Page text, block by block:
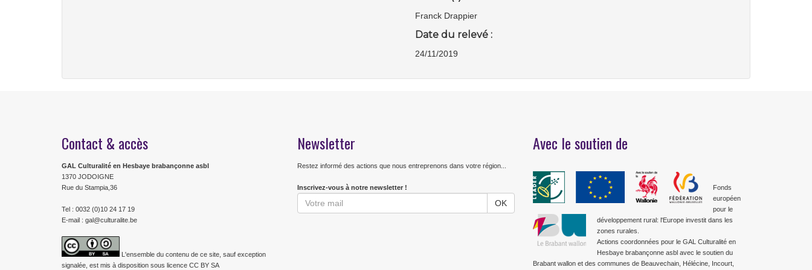
Franck Drappier
Date du relevé :
24/11/2019
Contact & accès
GAL Culturalité en Hesbaye brabançonne asbl
1370 JODOIGNE
Rue du Stampia,36
Tel : 0032 (0)10 24 17 19
E-mail : gal@culturalite.be
L'ensemble du contenu de ce site, sauf exception
signalée, est mis à disposition sous licence CC BY SA
Newsletter
Restez informé des actions que nous entreprenons dans votre région...
Inscrivez-vous à notre newsletter !
Avec le soutien de
Fonds
européen
pour le
développement rural: l'Europe investit dans les
zones rurales.
Actions coordonnées pour le GAL Culturalité en
Hesbaye brabançonne asbl avec le soutien du
Brabant wallon et des communes de Beauvechain, Hélécine, Incourt,